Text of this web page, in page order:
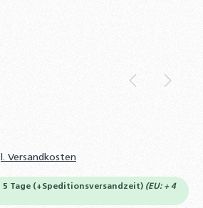
Versandkosten
5 Tage (+Speditionsversandzeit) (EU: + 4